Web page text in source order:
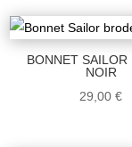
BONNET SAILOR
NOIR
29,00€